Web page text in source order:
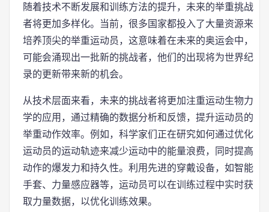
随着技术不断发展和训练方法的提升，未来的举重挑战
者将更加多样化。当前，很多国家都投入了大量资源来
培养顶尖的举重运动员，这意味着在未来的奥运会中，
可能会涌现出一批新的挑战者，他们的出现将为世界纪
录的更新带来新的机会。
从技术层面来看，未来的挑战者将更加注重运动生物力
学的应用，通过精确的数据分析和反馈，提升运动员的
举重动作效率。例如，科学家们正在研究如何通过优化
运动员的运动轨迹来减少运动中的能量浪费，同时提高
动作的爆发力和持久性。利用先进的穿戴设备，如智能
手套、力量感应器等，运动员可以在训练过程中实时获
取力量数据，以优化训练效果。